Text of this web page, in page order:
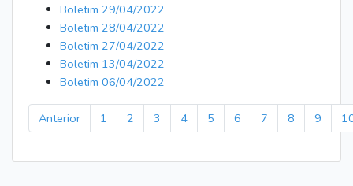
Boletim 29/04/2022
Boletim 28/04/2022
Boletim 27/04/2022
Boletim 13/04/2022
Boletim 06/04/2022
Anterior 1 2 3 4 5 6 7 8 9